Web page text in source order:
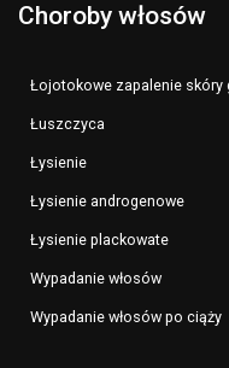
Choroby włosów
Łojotokowe zapalenie skóry
Łuszczyca
Łysienie
Łysienie androgenowe
Łysienie plackowate
Wypadanie włosów
Wypadanie włosów po ciąży